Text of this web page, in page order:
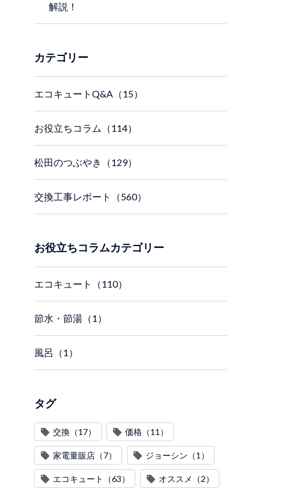
解説！
カテゴリー
エコキュートQ&A（15）
お役立ちコラム（114）
松田のつぶやき（129）
交換工事レポート（560）
お役立ちコラムカテゴリー
エコキュート（110）
節水・節湯（1）
風呂（1）
タグ
交換（17） 価格（11）
家電量販店（7） ジョーシン（1）
エコキュート（63） オススメ（2）